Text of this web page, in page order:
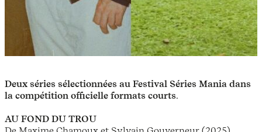
Deux séries sélectionnées au Festival Séries Mania dans
la compétition officielle formats courts.
AU FOND DU TROU